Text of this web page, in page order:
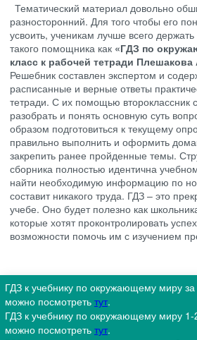
Тематический материал довольно
разносторонний. Для того чтобы его
усвоить, ученикам лучше всего держать
такого помощника как «ГДЗ по
класс к рабочей тетради
Решебник составлен экспертом и
расписанные и верные ответы
тетради. С их помощью второклассник
разобрать и понять основную суть
образом подготовиться к текущему
правильно выполнить и оформить
закрепить ранее пройденные темы.
сборника полностью идентична
найти необходимую информацию по
составит никакого труда. ГДЗ – это
учебе. Оно будет полезно как
которые хотят проконтролировать
возможности помочь им с изучением
ГДЗ к учебнику по окружающему миру
можно посмотреть тут.
ГДЗ к учебнику по окружающему миру
можно посмотреть тут.